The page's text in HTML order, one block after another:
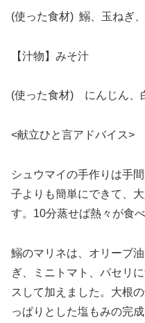
(使った食材) 鰯、玉ねぎ
【汁物】みそ汁
(使った食材) にんじん、
<献立ひと言アドバイス>
シュウマイの手作りは手
子よりも簡単にできて、
す。10分蒸せば熱々が食べ
鰯のマリネは、オリーブ
ぎ、ミニトマト、パセリ
スして加えました。大根
っぱりとした塩もみの完成